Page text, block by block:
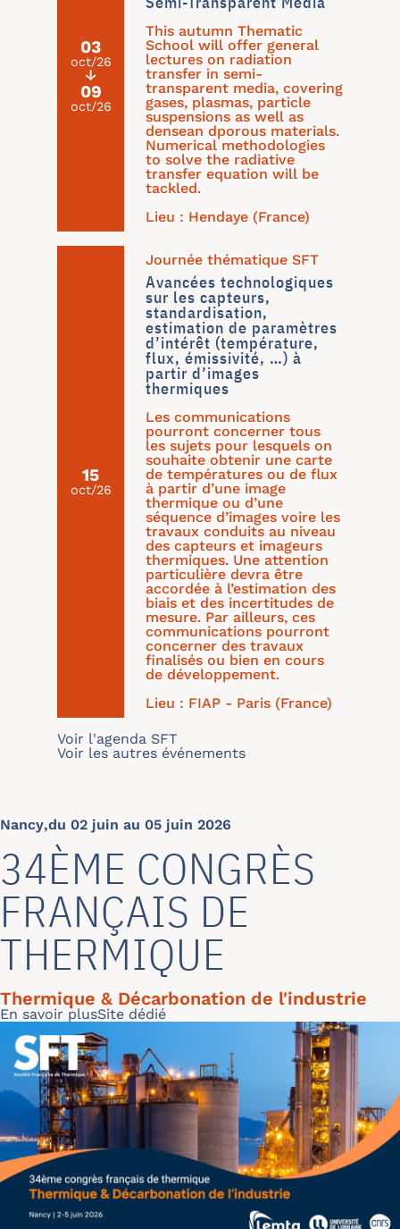
03
oct/26
↓
09
oct/26
This autumn Thematic
School will offer general
lectures on radiation
transfer in semi-
transparent media, covering
gases, plasmas, particle
suspensions as well as
densean dporous materials.
Numerical methodologies
to solve the radiative
transfer equation will be
tackled.
Lieu : Hendaye (France)
15
oct/26
Journée thématique SFT
Avancées technologiques
sur les capteurs,
standardisation,
estimation de paramètres
d’intérêt (température,
flux, émissivité, …) à
partir d’images
thermiques
Les communications
pourront concerner tous
les sujets pour lesquels on
souhaite obtenir une carte
de températures ou de flux
à partir d’une image
thermique ou d’une
séquence d’images voire les
travaux conduits au niveau
des capteurs et imageurs
thermiques. Une attention
particulière devra être
accordée à l’estimation des
biais et des incertitudes de
mesure. Par ailleurs, ces
communications pourront
concerner des travaux
finalisés ou bien en cours
de développement.
Lieu : FIAP - Paris (France)
Voir l'agenda SFT
Voir les autres événements
Nancy,du 02 juin au 05 juin 2026
34ÈME CONGRÈS
FRANÇAIS DE
THERMIQUE
Thermique & Décarbonation de l'industrie
Lire la suite
En savoir plusSite dédié